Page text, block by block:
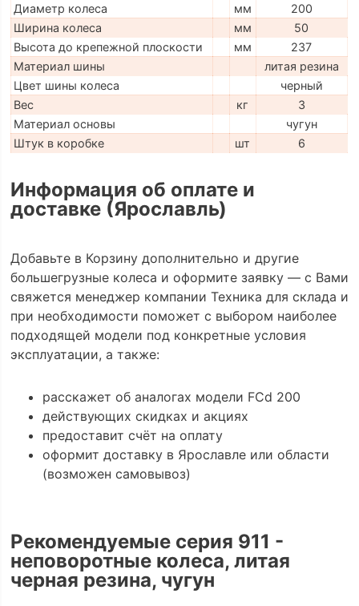
Диаметр колеса
мм
200
Ширина колеса
мм
50
Высота до крепежной плоскости
мм
237
Материал шины
литая резина
Цвет шины колеса
черный
Вес
кг
3
Материал основы
чугун
Штук в коробке
шт 6
Информация об оплате и
доставке (Ярославль)
Добавьте в Корзину дополнительно и другие
большегрузные колеса и оформите заявку — с Вами
свяжется менеджер компании Техника для склада и
при необходимости поможет с выбором наиболее
подходящей модели под конкретные условия
эксплуатации, а также:
расскажет об аналогах модели FCd 200
действующих скидках и акциях
предоставит счёт на оплату
оформит доставку в Ярославле или области
(возможен самовывоз)
Рекомендуемые серия 911 -
неповоротные колеса, литая
черная резина, чугун